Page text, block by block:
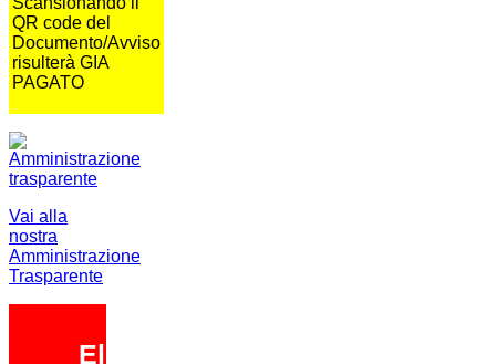
QR code del
Documento/Avviso
risulterà GIA
PAGATO
Vai alla
nostra
Amministrazione
Trasparente
Elezioni 2026